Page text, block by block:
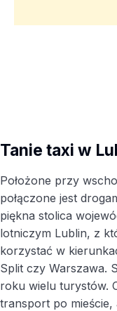
Tanie taxi w
Położone przy
połączone jest
piękna stolica
lotniczym Lublin, z
korzystać w
Split czy Warszawa.
roku wielu turystów.
transport po mieście,